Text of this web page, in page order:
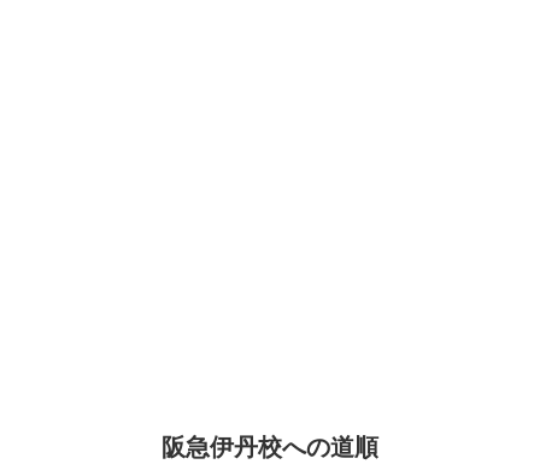
阪急伊丹校への道順